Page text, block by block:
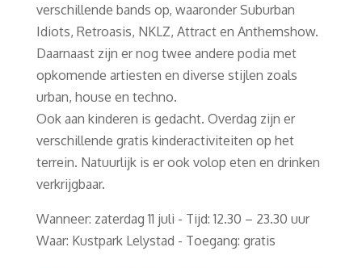
verschillende bands op, waaronder Suburban
Idiots, Retroasis, NKLZ, Attract en Anthemshow.
Daarnaast zijn er nog twee andere podia met
opkomende artiesten en diverse stijlen zoals
urban, house en techno.
Ook aan kinderen is gedacht. Overdag zijn er
verschillende gratis kinderactiviteiten op het
terrein. Natuurlijk is er ook volop eten en drinken
verkrijgbaar.
Wanneer: zaterdag 11 juli - Tijd: 12.30 – 23.30 uur
Waar: Kustpark Lelystad - Toegang: gratis